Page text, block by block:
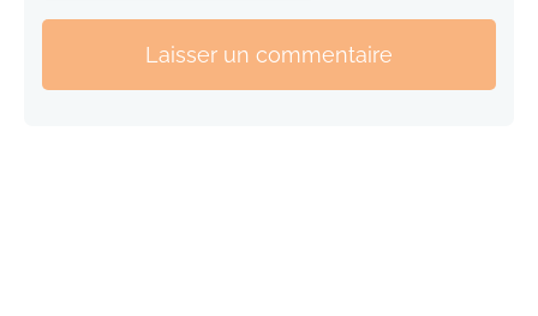
Laisser un commentaire